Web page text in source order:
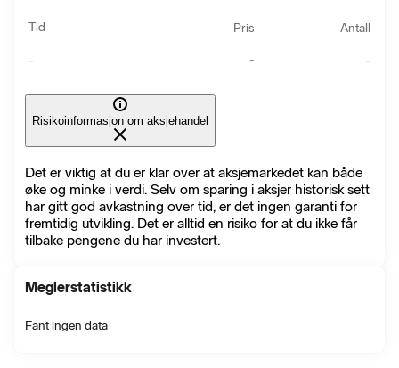
Tid Pris Antall
- - -
Risikoinformasjon om aksjehandel
Det er viktig at du er klar over at aksjemarkedet kan både
øke og minke i verdi. Selv om sparing i aksjer historisk sett
har gitt god avkastning over tid, er det ingen garanti for
fremtidig utvikling. Det er alltid en risiko for at du ikke får
tilbake pengene du har investert.
Meglerstatistikk
Fant ingen data